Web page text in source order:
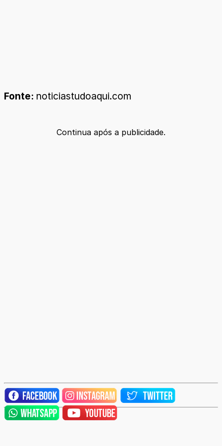
Fonte: noticiastudoaqui.com
Continua após a publicidade.